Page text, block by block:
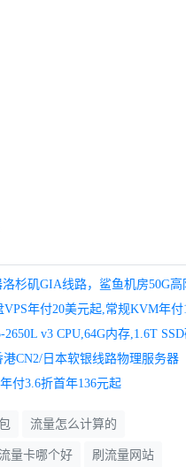
CN2/日本软银线路物理服务器
付3.6折首年136元起
流量怎么计算的
流量卡哪个好 刷流量网站